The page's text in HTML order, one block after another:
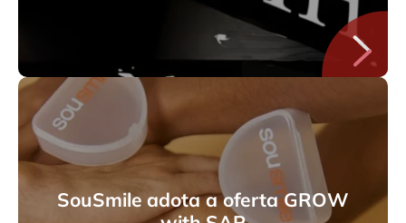
SouSmile adota a oferta GROW